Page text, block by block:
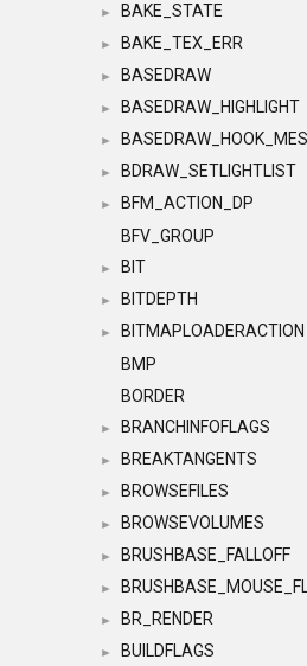
► BAKE_STATE
► BAKE_TEX_ERR
► BASEDRAW
► BASEDRAW_HIGHLIGHT
►
► BDRAW_SETLIGHTLIST
►
BFM_ACTION_DP
BFV_GROUP
► BIT
► BITDEPTH
►
BITMAPLOADERACTION
BMP
BORDER
► BRANCHINFOFLAGS
► BREAKTANGENTS
► BROWSEFILES
► BROWSEVOLUMES
► BRUSHBASE_FALLOFF
►
► BR_RENDER
► BUILDFLAGS